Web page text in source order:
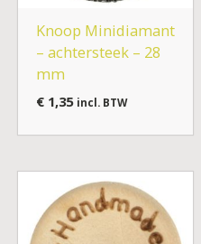
Knoop Minidiamant
– achtersteek – 28
mm
€1,35 incl. BTW
Prijsklasse:
€ 0,60
tot
€ 0,75